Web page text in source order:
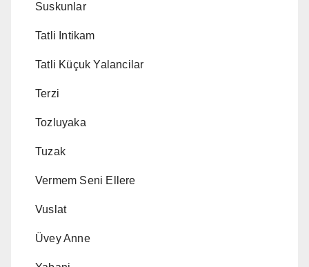
Suskunlar
Tatli Intikam
Tatli Küçuk Yalancilar
Terzi
Tozluyaka
Tuzak
Vermem Seni Ellere
Vuslat
Üvey Anne